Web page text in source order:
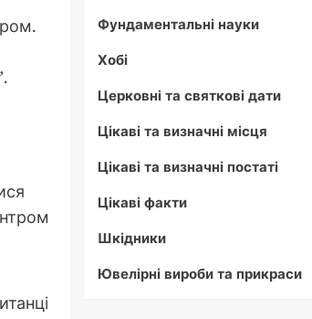
Фундаментальні науки
Хобі
Церковні та святкові дати
Цікаві та визначні місця
Цікаві та визначні постаті
Цікаві факти
Шкідники
Ювелірні вироби та прикраси